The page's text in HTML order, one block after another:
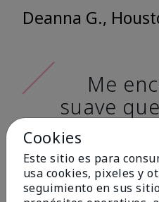
Deanna G.,
Me
suave
al
un
muy
Cookies
Este sitio es para
usa cookies, pixeles y
seguimiento en sus